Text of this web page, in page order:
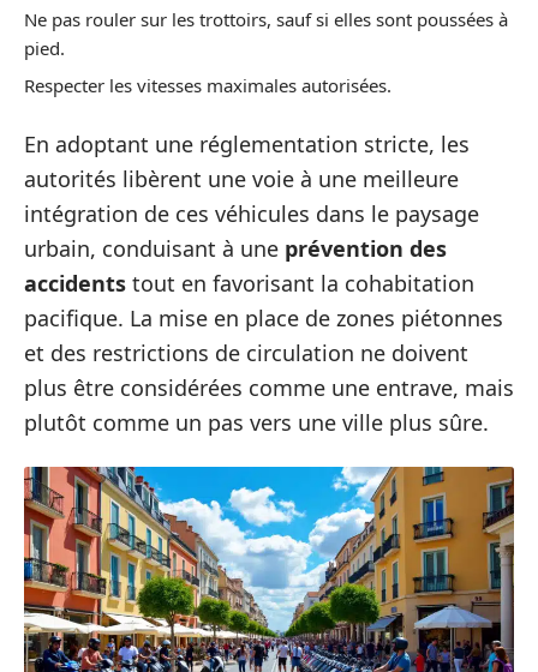
Ne pas rouler sur les trottoirs, sauf si elles sont poussées à
pied.
Respecter les vitesses maximales autorisées.
En adoptant une réglementation stricte, les
autorités libèrent une voie à une meilleure
intégration de ces véhicules dans le paysage
urbain, conduisant à une prévention des
accidents tout en favorisant la cohabitation
pacifique. La mise en place de zones piétonnes
et des restrictions de circulation ne doivent
plus être considérées comme une entrave, mais
plutôt comme un pas vers une ville plus sûre.